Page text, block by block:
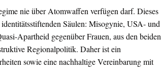
nie über Atomwaffen verfügen darf. Dieses
Säulen: Misogynie, USA- und
Apartheid gegenüber Frauen, aus den beiden
Regionalpolitik. Daher ist ein
sowie eine nachhaltige Vereinbarung mit